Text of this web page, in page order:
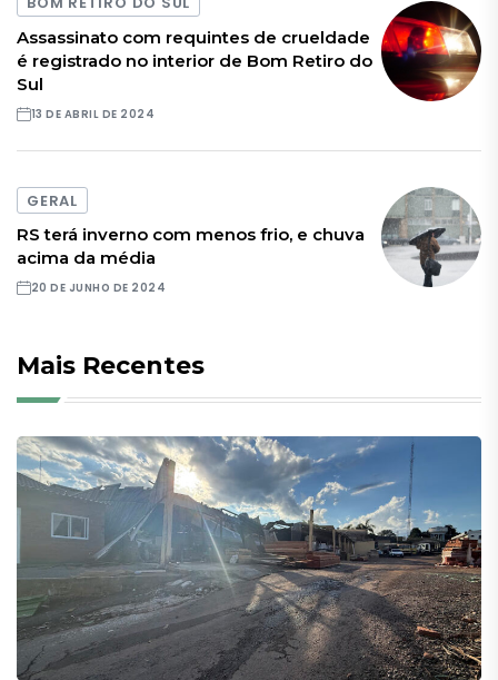
Assassinato com requintes de crueldade
é registrado no interior de Bom Retiro do
Sul
13 DE ABRIL DE 2024
GERAL
RS terá inverno com menos frio, e chuva
acima da média
20 DE JUNHO DE 2024
Mais Recentes